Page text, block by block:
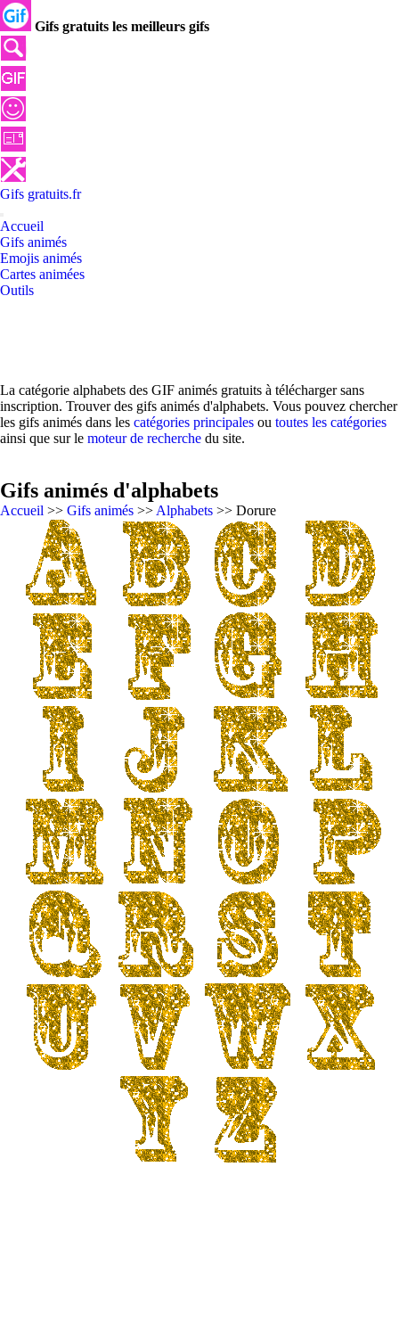
Gifs gratuits les meilleurs gifs
Gifs gratuits.fr
Accueil
Gifs animés
Emojis animés
Cartes animées
Outils
La catégorie alphabets des GIF animés gratuits à télécharger sans
inscription. Trouver des gifs animés d'alphabets. Vous pouvez chercher
les gifs animés dans les catégories principales ou toutes les catégories
ainsi que sur le moteur de recherche du site.
Gifs animés d'alphabets
Accueil >> Gifs animés >> Alphabets >> Dorure